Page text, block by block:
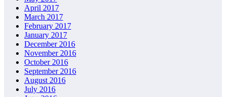
April 2017
March 2017
February 2017
January 2017
December 2016
November 2016
October 2016
September 2016
August 2016
July 2016